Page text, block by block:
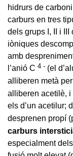
hidrurs de
carburs en tres
dels grups I, II i
iòniques
amb
l’anió C 4 - (el
alliberen metà
alliberen acetilè, i
els d’un acetilur;
desprenen propí
carburs
especialment